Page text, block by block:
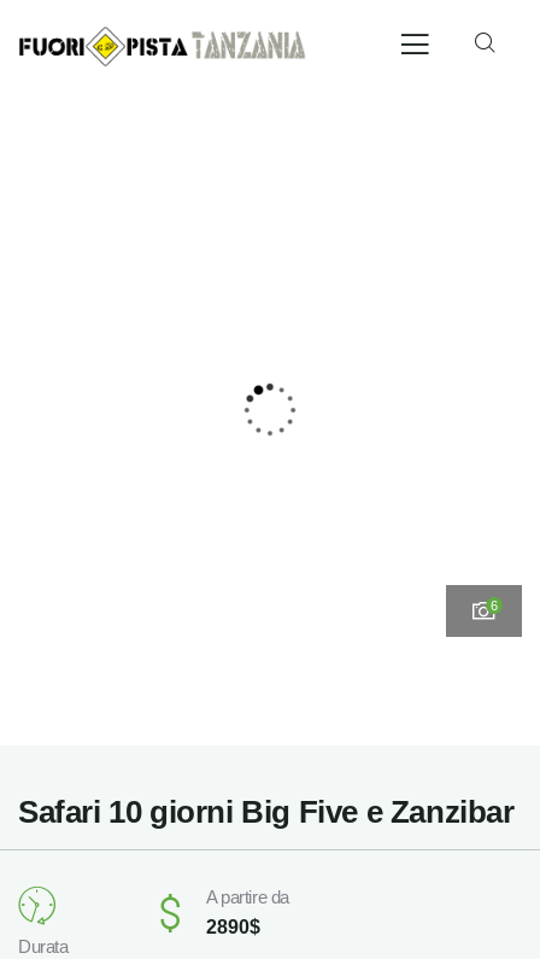
6
Safari 10 giorni Big Five e Zanzibar
Durata
A partire da
2890$